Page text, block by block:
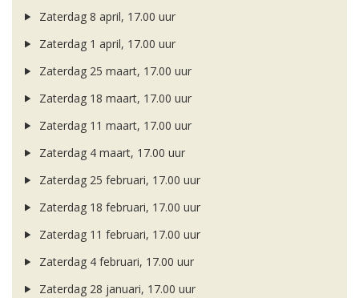
Zaterdag 8 april, 17.00 uur
Zaterdag 1 april, 17.00 uur
Zaterdag 25 maart, 17.00 uur
Zaterdag 18 maart, 17.00 uur
Zaterdag 11 maart, 17.00 uur
Zaterdag 4 maart, 17.00 uur
Zaterdag 25 februari, 17.00 uur
Zaterdag 18 februari, 17.00 uur
Zaterdag 11 februari, 17.00 uur
Zaterdag 4 februari, 17.00 uur
Zaterdag 28 januari, 17.00 uur